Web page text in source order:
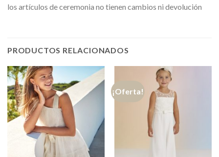
los artículos de ceremonia no tienen cambios ni devolución
PRODUCTOS RELACIONADOS
¡Oferta!